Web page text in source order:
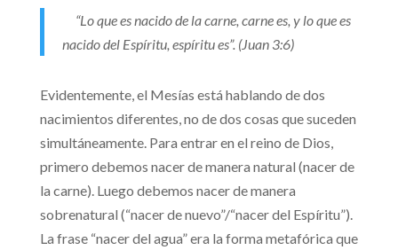
“Lo que es nacido de la carne, carne es, y lo que es
nacido del Espíritu, espíritu es”. (Juan 3:6)
Evidentemente, el Mesías está hablando de dos
nacimientos diferentes, no de dos cosas que suceden
simultáneamente. Para entrar en el reino de Dios,
primero debemos nacer de manera natural (nacer de
la carne). Luego debemos nacer de manera
sobrenatural (“nacer de nuevo”/“nacer del Espíritu”).
La frase “nacer del agua” era la forma metafórica que